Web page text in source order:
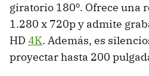
giratorio 180º. Ofrece una
1.280 x 720p y admite
HD 4K. Además, es
proyectar hasta 200